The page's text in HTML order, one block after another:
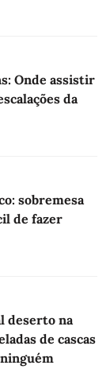
Onde assistir
da
sobremesa
de fazer
deserto na
de cascas